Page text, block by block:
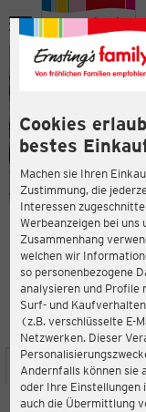
Cookies
bestes
Machen sie Ihren
Zustimmung, die
Interessen
Werbeanzeigen bei uns
Zusammenhang
welchen wir
so personenbezogene
analysieren und Profile
Surf- und
(z.B. verschlüsselte E-
Netzwerken. Dieser
Andernfalls können sie
oder Ihre Einstellungen
auch die Übermittlung
Menü
STANDORT SERVICES